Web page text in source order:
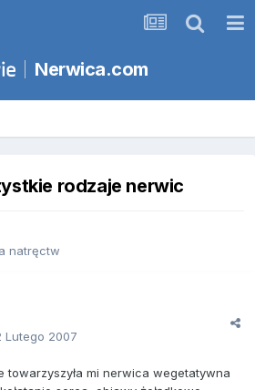
Nerwica.com
rodzaje nerwic
natręctw
Lutego 2007
towarzyszyła mi nerwica wegetatywna